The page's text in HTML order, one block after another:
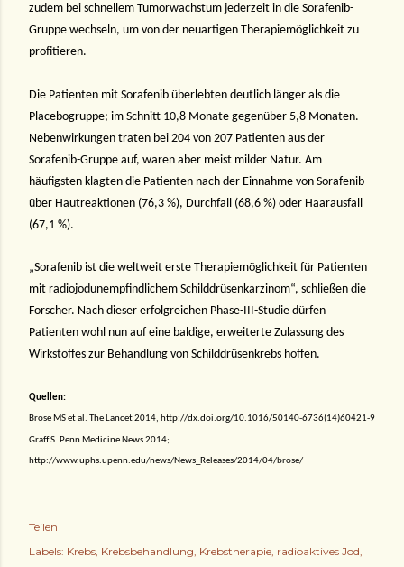
zudem bei schnellem Tumorwachstum jederzeit in die Sorafenib-
Gruppe wechseln, um von der neuartigen Therapiemöglichkeit zu
profitieren.
Die Patienten mit Sorafenib überlebten deutlich länger als die
Placebogruppe; im Schnitt 10,8 Monate gegenüber 5,8 Monaten.
Nebenwirkungen traten bei 204 von 207 Patienten aus der
Sorafenib-Gruppe auf, waren aber meist milder Natur. Am
häufigsten klagten die Patienten nach der Einnahme von Sorafenib
über Hautreaktionen (76,3 %), Durchfall (68,6 %) oder Haarausfall
(67,1 %).
„Sorafenib ist die weltweit erste Therapiemöglichkeit für Patienten
mit radiojodunempfindlichem Schilddrüsenkarzinom“, schließen die
Forscher. Nach dieser erfolgreichen Phase-III-Studie dürfen
Patienten wohl nun auf eine baldige, erweiterte Zulassung des
Wirkstoffes zur Behandlung von Schilddrüsenkrebs hoffen.
Quellen:
Brose MS et al. The Lancet 2014, http://dx.doi.org/10.1016/50140-6736(14)60421-9
Graff S. Penn Medicine News 2014;
http://www.uphs.upenn.edu/news/News_Releases/2014/04/brose/
Teilen
Labels: Krebs Krebsbehandlung Krebstherapie radioaktives Jod